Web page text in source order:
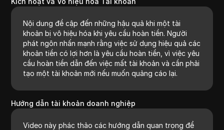
Nội dung đề cập đến những hậu quả khi một tài
khoản bị vô hiệu hóa khi yêu cầu hoàn tiền. Người
phát ngôn nhấn mạnh rằng việc sử dụng hiệu quả các
khoản tiền có lợi hơn là yêu cầu hoàn tiền, vì việc yêu
cầu hoàn tiền dẫn đến việc mất tài khoản và cần phải
tạo một tài khoản mới nếu muốn quảng cáo lại.
Hướng dẫn tài khoản doanh nghiệp
Video này phác thảo các hướng dẫn quan trọng để